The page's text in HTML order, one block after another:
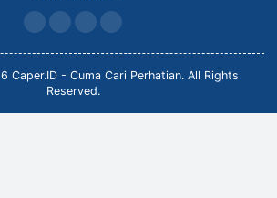
FB IG TikTok
Caper.ID - Cuma Cari Perhatian. All Rights
Reserved.